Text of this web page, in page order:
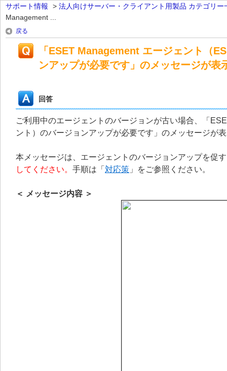
サポート情報 > 法人向けサーバー・クライアント用製品 カテゴリー
Management ...
戻る
「ESET Management エージェント（
ンアップが必要です」のメッセージが表
回答
ご利用中のエージェントのバージョンが古い場合、「
ント）のバージョンアップが必要です」のメッセージが
本メッセージは、エージェントのバージョンアップを促
してください。 手順は「 対応策 」をご参照ください。
＜ メッセージ内容 ＞